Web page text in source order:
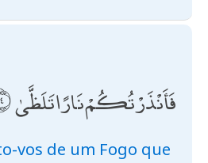
فَأَنْذَرْتُكُمْ نَارًا تَلَظَّىٰ
vos de um Fogo que